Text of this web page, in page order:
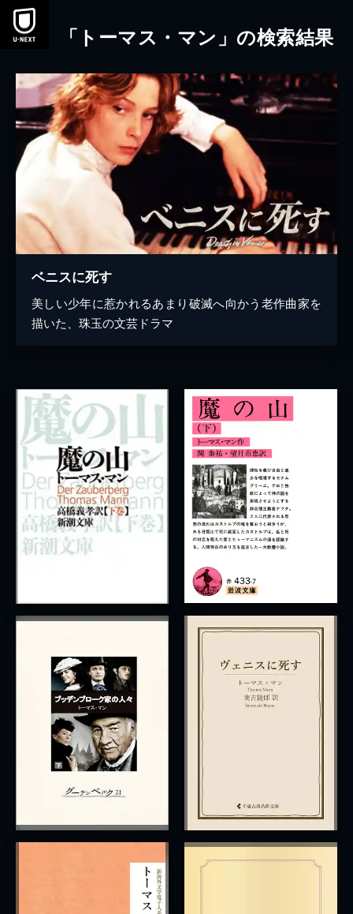
本文へスキップ
「トーマス・マン」の検索結果
ベニスに死す
美しい少年に惹かれるあまり破滅へ向かう老作曲家を
描いた、珠玉の文芸ドラマ